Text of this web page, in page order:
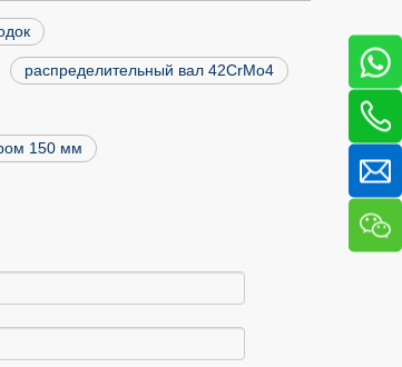
распределительный вал 42CrMo4
150 мм